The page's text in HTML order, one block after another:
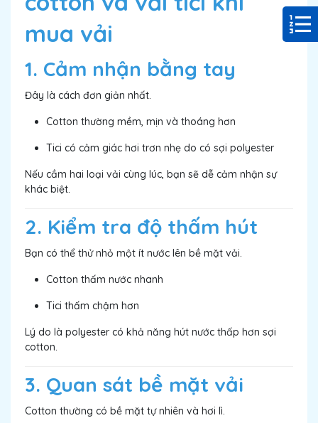
mua vải
1. Cảm nhận bằng tay
Đây là cách đơn giản nhất.
Cotton thường mềm, mịn và thoáng hơn
Tici có cảm giác hơi trơn nhẹ do có sợi polyester
Nếu cầm hai loại vải cùng lúc, bạn sẽ dễ cảm nhận sự
khác biệt.
2. Kiểm tra độ thấm hút
Bạn có thể thử nhỏ một ít nước lên bề mặt vải.
Cotton thấm nước nhanh
Tici thấm chậm hơn
Lý do là polyester có khả năng hút nước thấp hơn sợi
cotton.
3. Quan sát bề mặt vải
Cotton thường có bề mặt tự nhiên và hơi lì.